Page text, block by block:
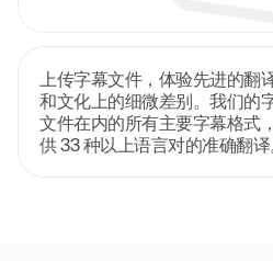
上传字幕文件，体验先进的翻
和文化上的细微差别。我们的
文件在内的所有主要字幕格式
供 33 种以上语言对的准确翻译